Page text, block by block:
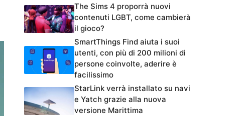
The Sims 4 proporrà nuovi
contenuti LGBT, come cambierà
il gioco?
SmartThings Find aiuta i suoi
utenti, con più di 200 milioni di
persone coinvolte, aderire è
facilissimo
StarLink verrà installato su navi
e Yatch grazie alla nuova
versione Marittima